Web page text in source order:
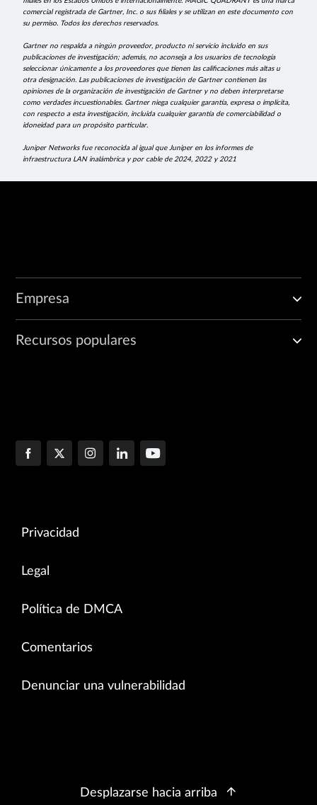
comercial registrada de Gartner, Inc. o sus filiales y se utilizan en este documento con
su permiso. Todos los derechos reservados.
Gartner no respalda a ningún proveedor, producto ni servicio incluido en sus
publicaciones de investigación; además, no aconseja a los usuarios de tecnología
seleccionar únicamente a los proveedores que tienen las calificaciones más altas u
otra designación. Las publicaciones de investigación de Gartner contienen las
opiniones de la organización de investigación de Gartner y no deben interpretarse
como verdades incuestionables. Gartner niega cualquier garantía, expresa o implícita,
con respecto a esta investigación, incluida cualquier garantía de comerciabilidad o
idoneidad para un propósito particular.
Juniper Networks fue reconocida al igual que Juniper en los informes de
infraestructura LAN inalámbrica y por cable de 2024, 2022 y 2021
Empresa
Recursos populares
Privacidad
Legal
Política de DMCA
Comentarios
Denunciar una vulnerabilidad
Desplazarse hacia arriba